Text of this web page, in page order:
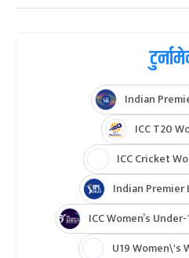
Indian
ICC T20
ICC Cricket
Indian Premier
ICC Women’s
U19 Women\'s